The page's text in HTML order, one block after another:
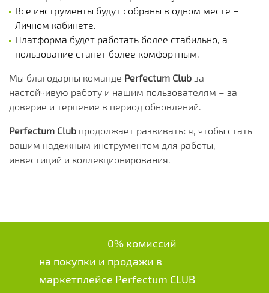
Все инструменты будут собраны в одном месте –
Личном кабинете.
Платформа будет работать более стабильно, а
пользование станет более комфортным.
Мы благодарны команде Perfectum Club за
настойчивую работу и нашим пользователям – за
доверие и терпение в период обновлений.
Perfectum Club продолжает развиваться, чтобы стать
вашим надежным инструментом для работы,
инвестиций и коллекционирования.
0% комиссий
на покупки и продажи в
маркетплейсе Perfectum CLUB